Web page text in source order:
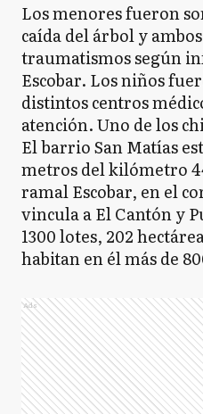
Los menores fueron
caída del árbol y
traumatismos según
Escobar. Los niños
distintos centros
atención. Uno de los
El barrio San Matías
metros del kilómetro
ramal Escobar, en el
vincula a El Cantón y
1300 lotes, 202
habitan en él más de
Ads